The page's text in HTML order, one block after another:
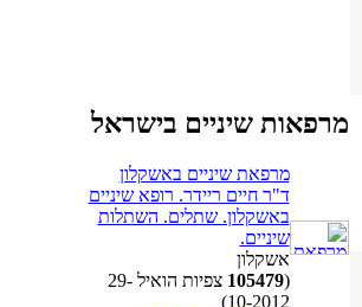
מרפאות שיניים בישראל
מרפאת שיניים באשקלון
ד"ר חיים ריידר. רופא שיניים
באשקלון. שתלים. השתלות
שיניים.
אשקלון
(
105479
צפיות הואיל 29-
10-2012)